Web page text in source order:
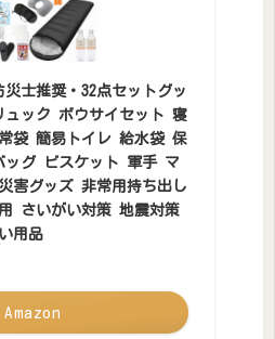
士推奨・32点セットグッ
ュック ボウサイセット 寝
袋 簡易トイレ 給水袋 保
ッグ ビスケット 軍手 マ
害グッズ 非常用持ち出し
さいがい対策 地震対策
用品
Amazon